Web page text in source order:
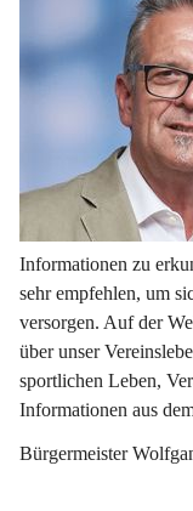
Informationen zu
sehr empfehlen, um
versorgen. Auf der
über unser
sportlichen Leben,
Informationen aus
Bürgermeister